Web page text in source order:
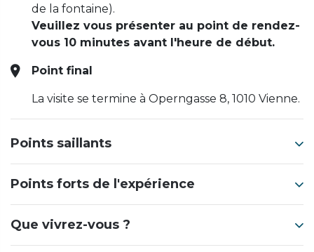
de la fontaine).
Veuillez vous présenter au point de rendez-
vous 10 minutes avant l'heure de début.
Point final
La visite se termine à Operngasse 8, 1010 Vienne.
Points saillants
Points forts de l'expérience
Que vivrez-vous ?